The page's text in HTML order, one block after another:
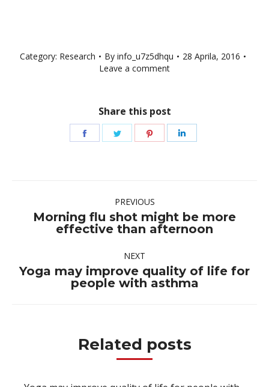
Category: Research By info_u7z5dhqu
28 Aprila, 2016
Leave a comment
Share this post
Share
Share
Share
navigationPREVIOUS
Previous
post:
Morning flu shot might be more
effective than afternoon
NEXT
Next
post:
Yoga may improve quality of life for
people with asthma
Related posts